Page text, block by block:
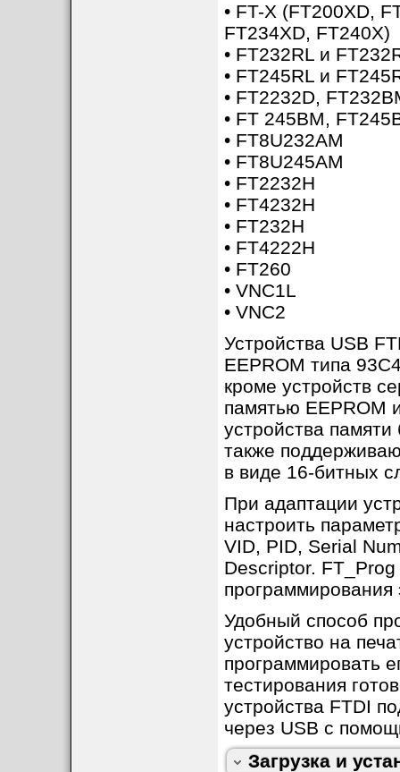
• FT-X (FT200XD,
FT234XD, FT240X)
• FT232RL и
• FT245RL и
• FT2232D,
• FT 245BM,
• FT8U232AM
• FT8U245AM
• FT2232H
• FT4232H
• FT232H
• FT4222H
• FT260
• VNC1L
• VNC2
Устройства USB
EEPROM типа
кроме устройств
памятью EEPROM
устройства
также
в виде 16-битных
При адаптации
настроить
VID, PID, Serial
Descriptor.
программирования
Удобный способ
устройство на
программировать
тестирования
устройства FTDI
через USB с
Загрузка и
Последнюю
Utilities [2] сайта
файл наподобие
Приложение
драйверов D2XX,
на сайте FTDI в
обратитесь к
для Windows 10
FT_Prog требует
.NET Framework
можно загрузить
операционной
.Net 3.5, то
установите.
Примечание:
3.5, драйвер
v3.6.88.402 можно